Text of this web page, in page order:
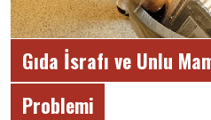
Gıda İsrafı ve Unlu
Problemi